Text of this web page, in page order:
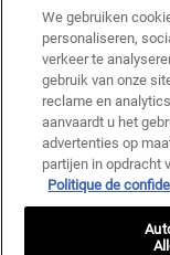
* Offre de bienvenue
avec d'autres offres ou
'Cadeau avec achat' .
applicable sur les
Ce site est protégé par
We gebruiken
personaliseren,
verkeer te
gebruik van onze
reclame en
aanvaardt u het
advertenties op
partijen in opdracht
Politique de